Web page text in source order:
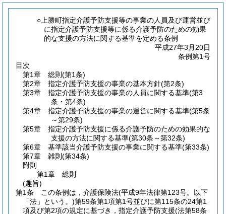
○上勝町指定介護予防支援等の事業の人員及び運営並び
に指定介護予防支援等に係る介護予防のための効果
的な支援の方法に関する基準を定める条例
平成27年3月20日
条例第1号
目次
第1章
総則 (第1条)
第2章
指定介護予防支援の事業の基本方針(第2条)
第3章
指定介護予防支援の事業の人員に関する基準(第3
条・第4条)
第4章
指定介護予防支援の事業の運営に関する基準(第5条
～第29条)
第5章
指定介護予防支援に係る介護予防のための効果的な
支援の方法に関する基準(第30条～第32条)
第6章
基準該当介護予防支援の事業に関する基準(第33条)
第7章
雑則 (第34条)
附則
第1章
総則
(趣旨)
第1条
この条例は，介護保険法(平成9年法律第123号。以下
「法」という。)第59条第1項第1号並びに第115条の24第1
項及び第2項の規定に基づき，指定介護予防支援(法第58条